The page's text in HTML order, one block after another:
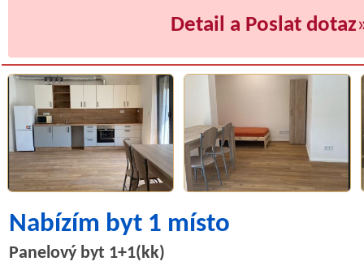
Detail a Poslat dotaz
Nabízím byt 1 místo
Panelový byt 1+1(kk)